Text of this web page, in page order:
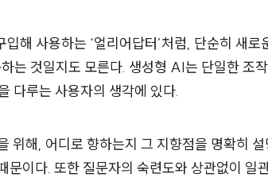
해 사용하는 ‘얼리어답터’처럼, 단순히 새
는 것일지도 모른다. 생성형 AI는 단일한 조
다루는 사용자의 생각에 있다.
해, 어디로 향하는지 그 지향점을 명확히
이다. 또한 질문자의 숙련도와 상관없이 일